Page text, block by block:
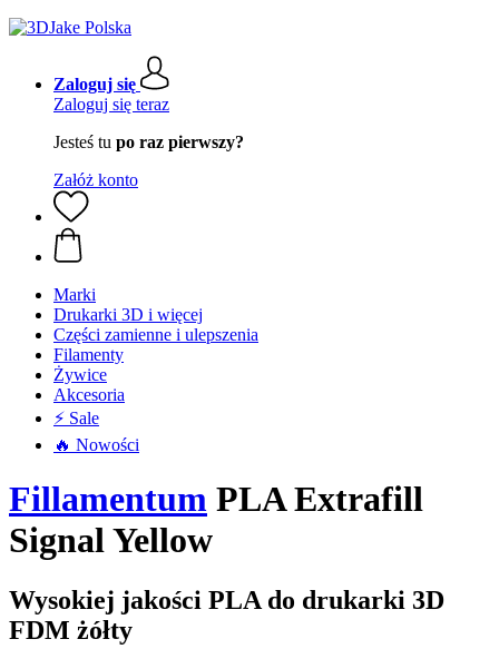
Zaloguj się
Zaloguj się teraz
Jesteś tu po raz pierwszy?
Załóż konto
Marki
Drukarki 3D i więcej
Części zamienne i ulepszenia
Filamenty
Żywice
Akcesoria
⚡ Sale
🔥 Nowości
Fillamentum PLA Extrafill
Signal Yellow
Wysokiej jakości PLA do drukarki 3D
FDM żółty